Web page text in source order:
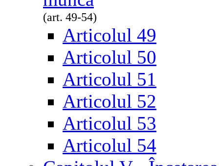
(art. 49-54)
Articolul 49
Articolul 50
Articolul 51
Articolul 52
Articolul 53
Articolul 54